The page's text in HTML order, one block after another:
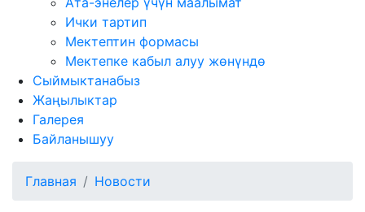
Ички тартип
Мектептин формасы
Мектепке кабыл алуу жөнүндө
Сыймыктанабыз
Жаңылыктар
Галерея
Байланышуу
Главная Новости